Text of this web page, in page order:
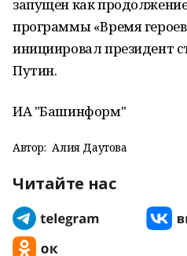
запущен как
программы «Время
инициировал президент
Путин.
ИА "Башинформ"
Автор: Алия Даутова
Читайте нас